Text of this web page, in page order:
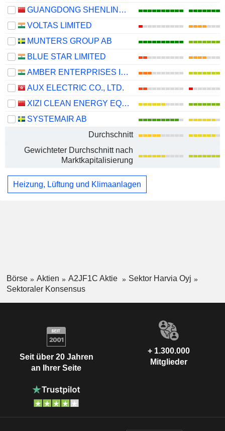
GUANGDONG SHENLING ENVIRONMENTAL SYSTEMS CO., LTD.
VOLTAS LIMITED
MUNTERS GROUP AB
BLUE STAR LIMITED
AMBER ENTERPRISES INDIA LIMITED
AUX ELECTRIC CO., LTD.
XIZI CLEAN ENERGY EQUIPMENT MANUFACTURING CO., LTD.
SYSTEMAIR AB
Durchschnitt
Gewichteter Durchschnitt nach
Marktkapitalisierung
Heizung, Lüftung und Klimaanlagen
Börse Aktien A2JF1C Aktie
Sektor Harvia Oyj
Sektoraler Konsensus
Seit über 20 Jahren
an Ihrer Seite
+ 1.300.000
Mitglieder